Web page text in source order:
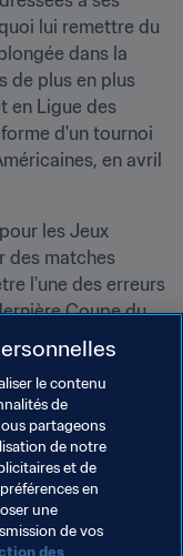
lui remettre du
dans la
de plus en plus
en Ligue des
d'un tournoi
en avril
les Jeux
des matches
l'une des erreurs
Coupe du
toutes les
engagées
dans le meilleur
les Jeux
la médaille d'or."
le contenu
de
partageons
de notre
et de
en
une
de vos
des